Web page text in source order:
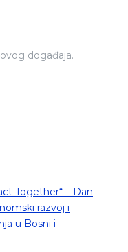
događaja.
Together“ – Dan
razvoj i
u Bosni i